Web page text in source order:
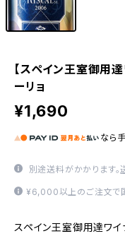
【スペイン王室御用
ーリョ
¥1,690
なら
別途送料がかかります。
¥6,000以上のご注文で
スペイン王室御用達ワイ